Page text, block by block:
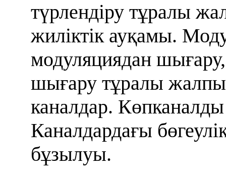
түрлендіру тұралы
жиліктік ауқамы.
модуляциядан
шығару тұралы жалпы
каналдар.
Каналдардағы
бұзылуы.